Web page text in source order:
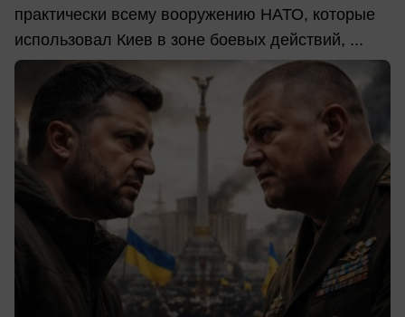
практически всему вооружению НАТО, которые
использовал Киев в зоне боевых действий, ...